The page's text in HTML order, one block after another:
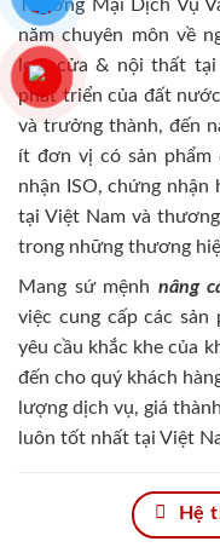
Thương Mại Dịch Vụ
năm chuyên môn về
loại cửa & nội thất
phát triển của đất
và trưởng thành, đến
ít đơn vị có sản phẩm
nhận ISO, chứng
tại Việt Nam và
trong những thương
Mang sứ mệnh nâng
việc cung cấp các
yêu cầu khắc khe của
đến cho quý khách
lượng dịch vụ, giá
luôn tốt nhất tại Việt
Hệ